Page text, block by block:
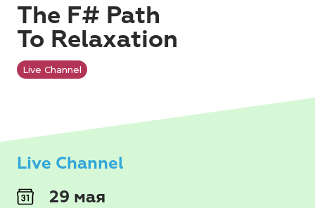
The F# Path
To Relaxation
Live Channel
Live Channel
29 мая